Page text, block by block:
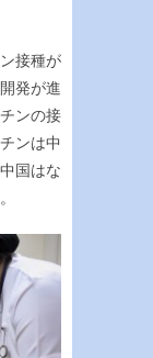
接種が
発が進
ンの接
ンは中
国はな